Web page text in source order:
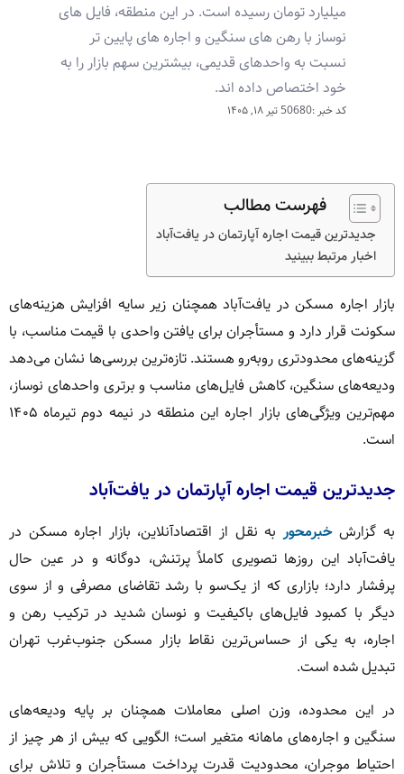
میلیارد تومان رسیده است. در این منطقه، فایل های
نوساز با رهن های سنگین و اجاره های پایین تر
نسبت به واحدهای قدیمی، بیشترین سهم بازار را به
خود اختصاص داده اند.
کد خبر :50680 تیر ۱۸, ۱۴۰۵
فهرست مطالب
جدیدترین قیمت اجاره آپارتمان در یافت‌آباد
اخبار مرتبط ببینید
بازار اجاره مسکن در یافت‌آباد همچنان زیر سایه افزایش هزینه‌های
سکونت قرار دارد و مستأجران برای یافتن واحدی با قیمت مناسب، با
گزینه‌های محدودتری روبه‌رو هستند. تازه‌ترین بررسی‌ها نشان می‌دهد
ودیعه‌های سنگین، کاهش فایل‌های مناسب و برتری واحدهای نوساز،
مهم‌ترین ویژگی‌های بازار اجاره این منطقه در نیمه دوم تیرماه ۱۴۰۵
است.
جدیدترین قیمت اجاره آپارتمان در یافت‌آباد
به گزارشخبرمحوربه نقل از اقتصادآنلاین، بازار اجاره مسکن در
یافت‌آباد این روزها تصویری کاملاً پرتنش، دوگانه و در عین حال
پرفشار دارد؛ بازاری که از یک‌سو با رشد تقاضای مصرفی و از سوی
دیگر با کمبود فایل‌های باکیفیت و نوسان شدید در ترکیب رهن و
اجاره، به یکی از حساس‌ترین نقاط بازار مسکن جنوب‌غرب تهران
تبدیل شده است.
در این محدوده، وزن اصلی معاملات همچنان بر پایه ودیعه‌های
سنگین و اجاره‌های ماهانه متغیر است؛ الگویی که بیش از هر چیز از
احتیاط موجران، محدودیت قدرت پرداخت مستأجران و تلاش برای